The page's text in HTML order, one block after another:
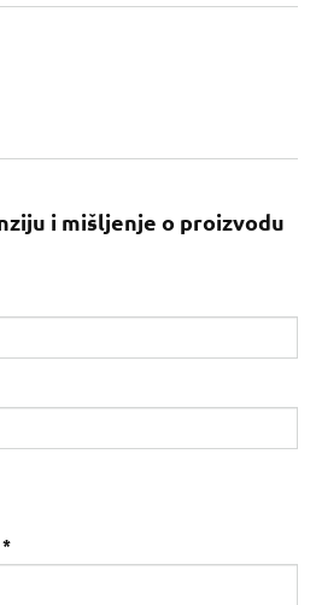
i mišljenje o proizvodu
*